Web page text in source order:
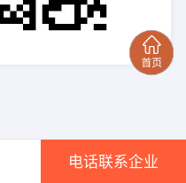
电话联系企业